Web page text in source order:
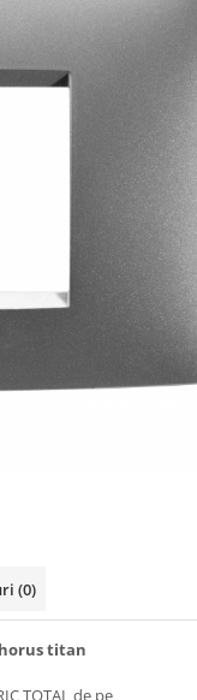
(0)
titan
TOTAL de pe